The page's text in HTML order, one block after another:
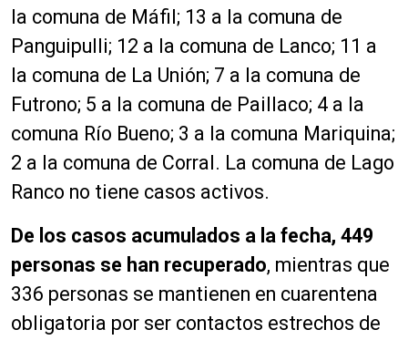
la comuna de Máfil; 13 a la comuna de
Panguipulli; 12 a la comuna de Lanco; 11 a
la comuna de La Unión; 7 a la comuna de
Futrono; 5 a la comuna de Paillaco; 4 a la
comuna Río Bueno; 3 a la comuna Mariquina;
2 a la comuna de Corral. La comuna de Lago
Ranco no tiene casos activos.
De los casos acumulados a la fecha, 449
personas se han recuperado, mientras que
336 personas se mantienen en cuarentena
obligatoria por ser contactos estrechos de